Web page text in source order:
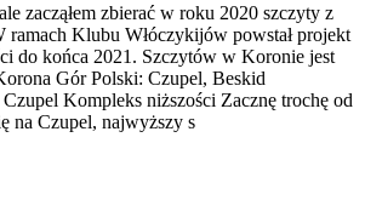
zacząłem zbierać w roku 2020 szczyty z
Klubu Włóczykijów powstał projekt
do końca 2021. Szczytów w Koronie jest
Gór Polski: Czupel, Beskid
Kompleks niższości Zacznę trochę od
na Czupel, najwyższy s